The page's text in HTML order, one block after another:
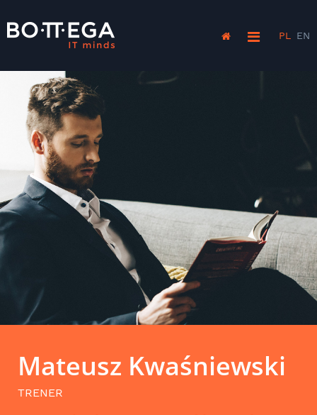
PL EN
Mateusz Kwaśniewski
TRENER